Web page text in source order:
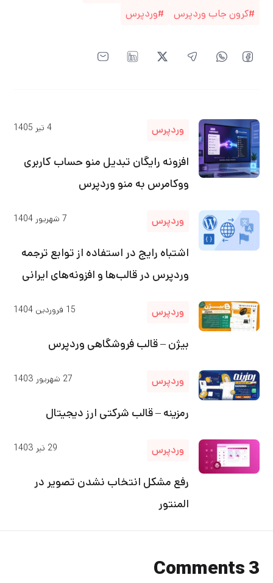
کرون جاب وردپرس
وردپرس
وردپرس 4 تیر 1405
افزونه رایگان تبدیل منو حساب کاربری
ووکامرس به منو وردپرس
وردپرس 7 شهریور 1404
اشتباه رایج در استفاده از توابع ترجمه
وردپرس در قالب‌ها و افزونه‌های ایرانی
وردپرس 15 فروردین 1404
بیژن – قالب فروشگاهی وردپرس
وردپرس 27 شهریور 1403
رمزینه – قالب شرکتی ارز دیجیتال
وردپرس 29 تیر 1403
رفع مشکل انتخاب نشدن تصویر در
المنتور
3 Comments